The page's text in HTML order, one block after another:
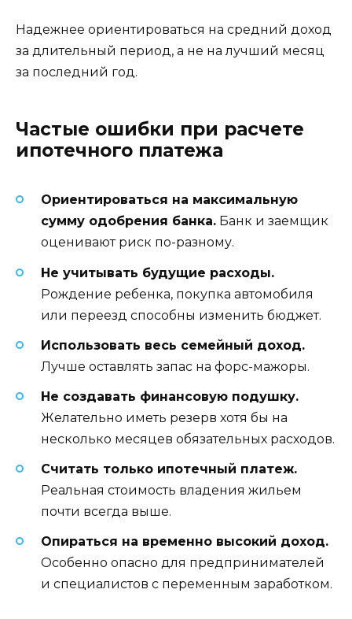
Надежнее ориентироваться на средний доход
за длительный период, а не на лучший месяц
за последний год.
Частые ошибки при расчете
ипотечного платежа
Ориентироваться на максимальную
сумму одобрения банка. Банк и заемщик
оценивают риск по-разному.
Не учитывать будущие расходы.
Рождение ребенка, покупка автомобиля
или переезд способны изменить бюджет.
Использовать весь семейный доход.
Лучше оставлять запас на форс-мажоры.
Не создавать финансовую подушку.
Желательно иметь резерв хотя бы на
несколько месяцев обязательных расходов.
Считать только ипотечный платеж.
Реальная стоимость владения жильем
почти всегда выше.
Опираться на временно высокий доход.
Особенно опасно для предпринимателей
и специалистов с переменным заработком.